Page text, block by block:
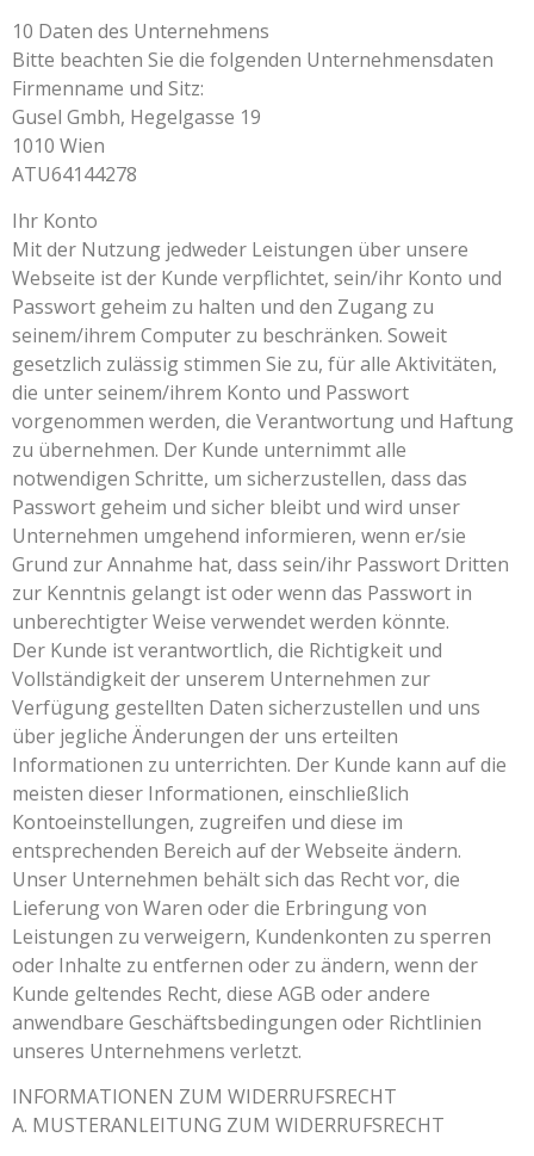
10 Daten des Unternehmens
Bitte beachten Sie die folgenden Unternehmensdaten
Firmenname und Sitz:
Gusel Gmbh, Hegelgasse 19
1010 Wien
ATU64144278
Ihr Konto
Mit der Nutzung jedweder Leistungen über unsere
Webseite ist der Kunde verpflichtet, sein/ihr Konto und
Passwort geheim zu halten und den Zugang zu
seinem/ihrem Computer zu beschränken. Soweit
gesetzlich zulässig stimmen Sie zu, für alle Aktivitäten,
die unter seinem/ihrem Konto und Passwort
vorgenommen werden, die Verantwortung und Haftung
zu übernehmen. Der Kunde unternimmt alle
notwendigen Schritte, um sicherzustellen, dass das
Passwort geheim und sicher bleibt und wird unser
Unternehmen umgehend informieren, wenn er/sie
Grund zur Annahme hat, dass sein/ihr Passwort Dritten
zur Kenntnis gelangt ist oder wenn das Passwort in
unberechtigter Weise verwendet werden könnte.
Der Kunde ist verantwortlich, die Richtigkeit und
Vollständigkeit der unserem Unternehmen zur
Verfügung gestellten Daten sicherzustellen und uns
über jegliche Änderungen der uns erteilten
Informationen zu unterrichten. Der Kunde kann auf die
meisten dieser Informationen, einschließlich
Kontoeinstellungen, zugreifen und diese im
entsprechenden Bereich auf der Webseite ändern.
Unser Unternehmen behält sich das Recht vor, die
Lieferung von Waren oder die Erbringung von
Leistungen zu verweigern, Kundenkonten zu sperren
oder Inhalte zu entfernen oder zu ändern, wenn der
Kunde geltendes Recht, diese AGB oder andere
anwendbare Geschäftsbedingungen oder Richtlinien
unseres Unternehmens verletzt.
INFORMATIONEN ZUM WIDERRUFSRECHT
A. MUSTERANLEITUNG ZUM WIDERRUFSRECHT